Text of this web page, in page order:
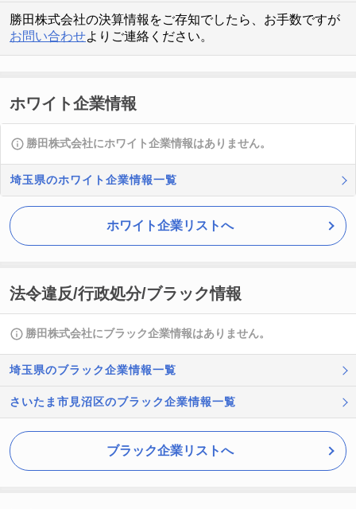
勝田株式会社の決算情報をご存知でしたら、お手数ですが
お問い合わせよりご連絡ください。
ホワイト企業情報
勝田株式会社にホワイト企業情報はありません。
埼玉県のホワイト企業情報一覧
ホワイト企業リストへ
法令違反/行政処分/ブラック情報
勝田株式会社にブラック企業情報はありません。
埼玉県のブラック企業情報一覧
さいたま市見沼区のブラック企業情報一覧
ブラック企業リストへ